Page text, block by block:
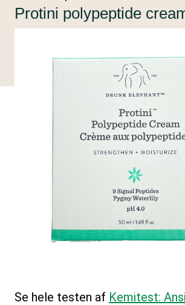
Protini polypeptide
Se hele testen af Kemitest: